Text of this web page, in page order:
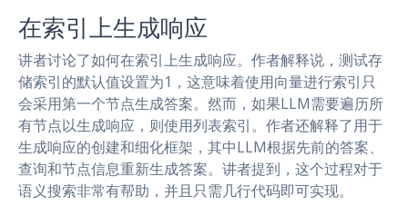
在索引上生成响应
讲者讨论了如何在索引上生成响应。作者解释说，测试存
储索引的默认值设置为1，这意味着使用向量进行索引只
会采用第一个节点生成答案。然而，如果LLM需要遍历所
有节点以生成响应，则使用列表索引。作者还解释了用于
生成响应的创建和细化框架，其中LLM根据先前的答案、
查询和节点信息重新生成答案。讲者提到，这个过程对于
语义搜索非常有帮助，并且只需几行代码即可实现。